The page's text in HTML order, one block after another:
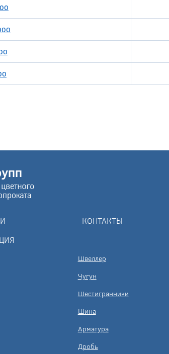
КОНТАКТЫ
Швеллер
Чугун
Шестигранники
Шина
Арматура
Дробь